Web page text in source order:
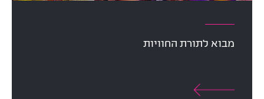
מבוא לתורת החוויות